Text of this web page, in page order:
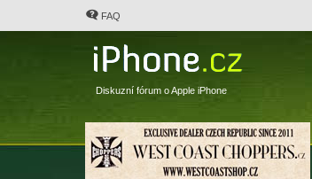
FAQ
Diskuzní fórum o Apple iPhone